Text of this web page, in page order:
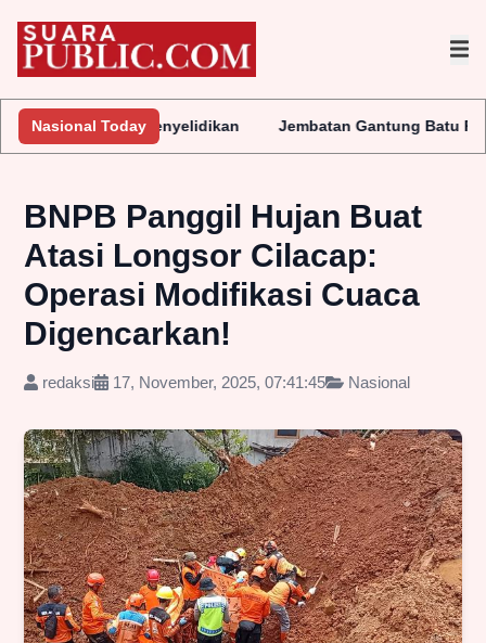
Nasional Today
Penyelidikan Jembatan Gantung Batu Pepe Rp10
BNPB Panggil Hujan Buat
Atasi Longsor Cilacap:
Operasi Modifikasi Cuaca
Digencarkan!
redaksi 17, November, 2025, 07:41:45 Nasional